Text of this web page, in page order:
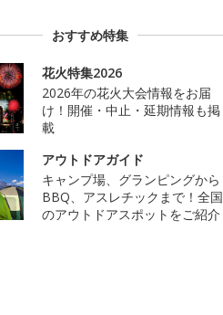
おすすめ特集
花火特集2026
2026年の花火大会情報をお届
け！開催・中止・延期情報も掲
載
アウトドアガイド
キャンプ場、グランピングから
BBQ、アスレチックまで！全国
のアウトドアスポットをご紹介